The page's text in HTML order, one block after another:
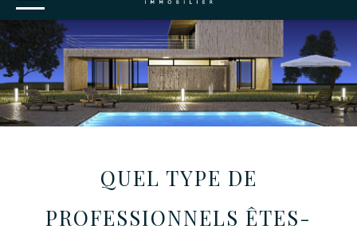
QUEL TYPE DE
PROFESSIONNELS ÊTES-